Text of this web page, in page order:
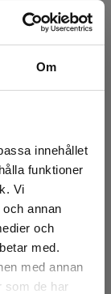
Om
innehållet
funktioner
Vi
annan
och
med.
med annan
som de har